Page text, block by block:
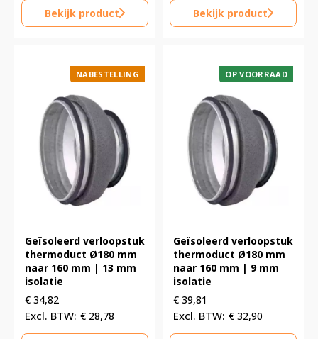
Bekijk product Bekijk product
NABESTELLING
Geïsoleerd verloopstuk
thermoduct Ø180 mm
naar 160 mm | 13 mm
isolatie
€ 34,82
€ 28,78
OP VOORRAAD
Geïsoleerd verloopstuk
thermoduct Ø180 mm
naar 160 mm | 9 mm
isolatie
€ 39,81
€ 32,90